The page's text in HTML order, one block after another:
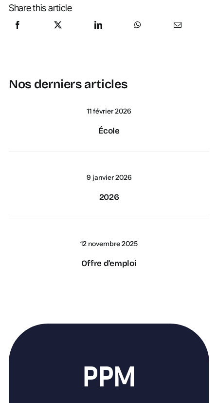
Share this article
Nos derniers articles
11 février 2026
École
9 janvier 2026
2026
12 novembre 2025
Offre d’emploi
PPM